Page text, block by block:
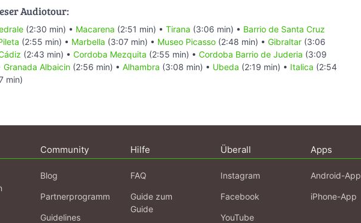
Audiotour:
(2:30 min) • Macarena (2:51 min) • Tirana (3:06 min) • Barrio de Santa Cruz
(2:55 min) • Marbella (3:07 min) • Museo Picasso (2:48 min) • Gibraltar (3:06
(2:43 min) • Cordoba Mezquita (2:55 min) • Cordoba Barrio de Juderia (3:09
Granada Albaicin (2:56 min) • Alhambra (3:08 min) • Ubeda (2:19 min) • Italica (2:54
min)
Community
Blog
Partnerprogramm
Guidelines
Hilfe
FAQ
Guide zum
Guide
Überall
Instagram
Facebook
YouTube
Apps
Android-App
iPhone-App